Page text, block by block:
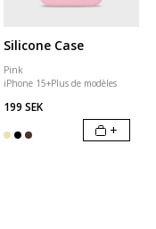
Silicone Case
Pink
iPhone 15+Plus de modèles
199 SEK
+